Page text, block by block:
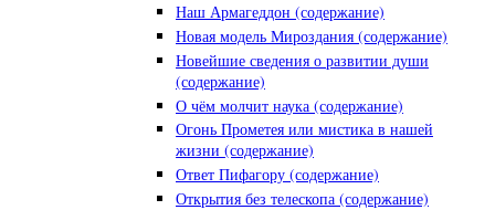
Наш Армагеддон (содержание)
Новая модель Мироздания (содержание)
Новейшие сведения о развитии души
(содержание)
О чём молчит наука (содержание)
Огонь Прометея или мистика в нашей
жизни (содержание)
Ответ Пифагору (содержание)
Открытия без телескопа (содержание)